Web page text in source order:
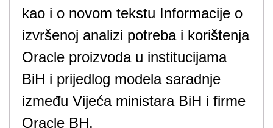
kao i o novom tekstu Informacije o
izvršenoj analizi potreba i korištenja
Oracle proizvoda u institucijama
BiH i prijedlog modela saradnje
između Vijeća ministara BiH i firme
Oracle BH.